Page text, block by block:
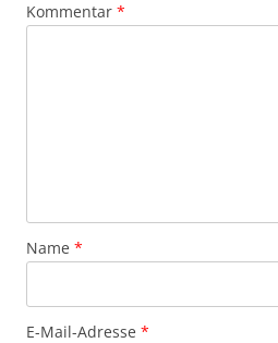
Kommentar *
Name *
E-Mail-Adresse *